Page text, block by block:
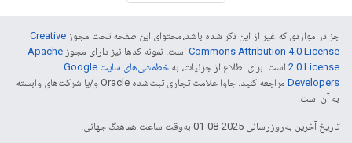
جز در مواردی که غیر از این ذکر شده باشد،‌محتوای این صفحه تحت مجوز Creative
Commons Attribution 4.0 License است. نمونه کدها نیز دارای مجوز Apache
2.0 License است. برای اطلاع از جزئیات، به
خطمشی‌های سایت Google
Developers‏
مراجعه کنید. جاوا علامت تجاری ثبت‌شده Oracle و/یا شرکت‌های وابسته
به آن است.
تاریخ آخرین به‌روزرسانی 2025-08-01 به‌وقت ساعت هماهنگ جهانی.